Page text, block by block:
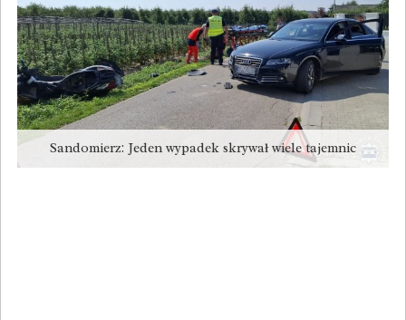
Sandomierz: Jeden wypadek skrywał wiele tajemnic